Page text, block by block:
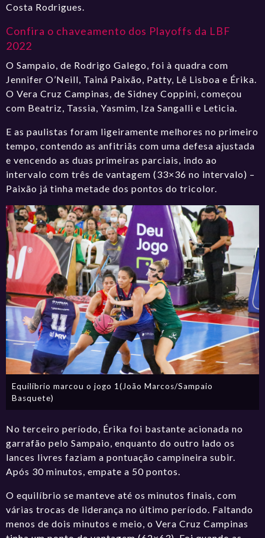
Costa Rodrigues.
Confira o chaveamento dos Playoffs da LBF
2022
O Sampaio, de Rodrigo Galego, foi à quadra com
Jennifer O’Neill, Tainá Paixão, Patty, Lê Lisboa e Érika.
O Vera Cruz Campinas, de Sidney Coppini, começou
com Beatriz, Tassia, Yasmim, Iza Sangalli e Leticia.
E as paulistas foram ligeiramente melhores no primeiro
tempo, contendo as anfitriãs com uma defesa ajustada
e vencendo as duas primeiras parciais, indo ao
intervalo com três de vantagem (33×36 no intervalo) –
Paixão já tinha metade dos pontos do tricolor.
Equilíbrio marcou o jogo 1(João Marcos/Sampaio
Basquete)
No terceiro período, Érika foi bastante acionada no
garrafão pelo Sampaio, enquanto do outro lado os
lances livres faziam a pontuação campineira subir.
Após 30 minutos, empate a 50 pontos.
O equilíbrio se manteve até os minutos finais, com
várias trocas de liderança no último período. Faltando
menos de dois minutos e meio, o Vera Cruz Campinas